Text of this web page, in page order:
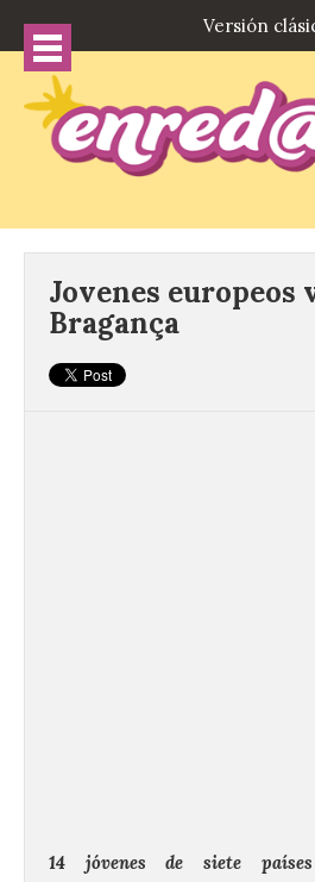
Versión
Jovenes europeos
Bragança
14 jóvenes de siete